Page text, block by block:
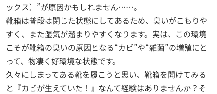
ックス）”が原因かもしれません……。
靴箱は普段は閉じた状態にしてあるため、臭いがこもりや
すく、また湿気が溜まりやすくなります。実は、この環境
こそが靴箱の臭いの原因となる“カビ”や“雑菌”の増殖にと
って、物凄く好環境な状態です。
久々にしまってある靴を履こうと思い、靴箱を開けてみる
と『カビが生えていた！』なんて経験はありませんか？そ